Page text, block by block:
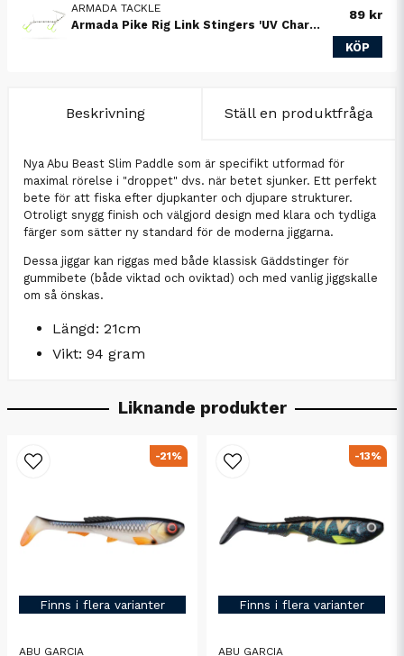
ARMADA TACKLE
Armada Pike Rig Link Stingers 'UV Chartreuse'
89 kr
KÖP
Beskrivning Ställ en produktfråga
Nya Abu Beast Slim Paddle som är specifikt utformad för
maximal rörelse i "droppet" dvs. när betet sjunker. Ett perfekt
bete för att fiska efter djupkanter och djupare strukturer.
Otroligt snygg finish och välgjord design med klara och tydliga
färger som sätter ny standard för de moderna jiggarna.
Dessa jiggar kan riggas med både klassisk Gäddstinger för
gummibete (både viktad och oviktad) och med vanlig jiggskalle
om så önskas.
Längd: 21cm
Vikt: 94 gram
Liknande produkter
Finns i flera varianter
ABU GARCIA
-21%
Finns i flera varianter
ABU GARCIA
-13%